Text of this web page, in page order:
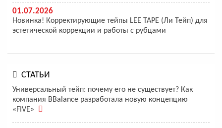
01.07.2026
Новинка! Корректирующие тейпы LEE TAPE (Ли Тейп) для
эстетической коррекции и работы с рубцами
СТАТЬИ
Универсальный тейп: почему его не существует? Как
компания BBalance разработала новую концепцию
«FIVE»